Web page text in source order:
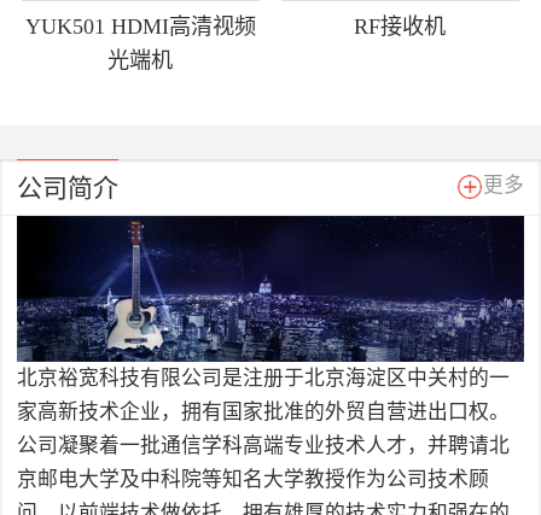
YUK501 HDMI高清视频
光端机
RF接收机
公司简介 更多
北京裕宽科技有限公司是注册于北京海淀区中关村的一
家高新技术企业，拥有国家批准的外贸自营进出口权。
公司凝聚着一批通信学科高端专业技术人才，并聘请北
京邮电大学及中科院等知名大学教授作为公司技术顾